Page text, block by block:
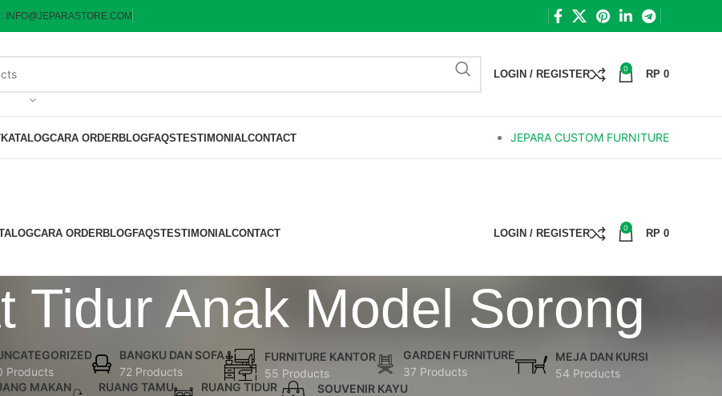
INFO@JEPARASTORE.COM
LOGIN / REGISTER 0 RP 0
KATALOGCARA ORDERBLOGFAQSTESTIMONIALCONTACT JEPARA CUSTOM FURNITURE
CARA ORDERBLOGFAQSTESTIMONIALCONTACT LOGIN / REGISTER 0 RP 0
Tidur Anak Model Sorong
Products
BANGKU DAN SOFA
72 Products
FURNITURE KANTOR
55 Products
GARDEN FURNITURE
37 Products
MEJA DAN KURSI
54 Products
MAKAN
RUANG TAMU
RUANG TIDUR
SOUVENIR KAYU